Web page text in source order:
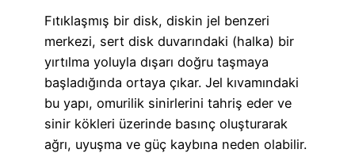
Fıtıklaşmış bir disk, diskin jel benzeri
merkezi, sert disk duvarındaki (halka) bir
yırtılma yoluyla dışarı doğru taşmaya
başladığında ortaya çıkar. Jel kıvamındaki
bu yapı, omurilik sinirlerini tahriş eder ve
sinir kökleri üzerinde basınç oluşturarak
ağrı, uyuşma ve güç kaybına neden olabilir.